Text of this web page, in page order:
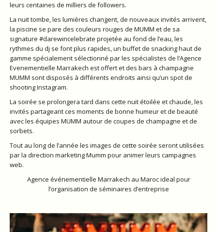
leurs centaines de milliers de followers.
La nuit tombe, les lumières changent, de nouveaux invités arrivent,
la piscine se pare des couleurs rouges de MUMM et de sa
signature #darewincelebrate projetée au fond de l’eau, les
rythmes du dj se font plus rapides, un buffet de snacking haut de
gamme spécialement sélectionné par les spécialistes de l’Agence
Evenementielle Marrakech est offert et des bars à champagne
MUMM sont disposés à différents endroits ainsi qu’un spot de
shooting Instagram.
La soirée se prolongera tard dans cette nuit étoilée et chaude, les
invités partageant ces moments de bonne humeur et de beauté
avec les équipes MUMM autour de coupes de champagne et de
sorbets.
Tout au long de l’année les images de cette soirée seront utilisées
par la direction marketing Mumm pour animer leurs campagnes
web.
Agence événementielle Marrakech au Maroc ideal pour
l’organisation de séminaires d’entreprise